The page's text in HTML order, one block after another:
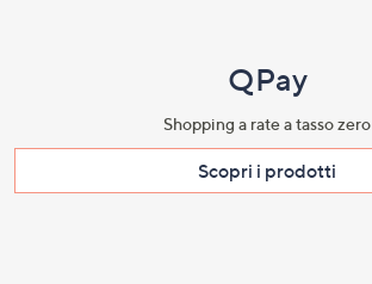
QPay
Shopping a rate a tasso zero​
Scopri i prodotti​